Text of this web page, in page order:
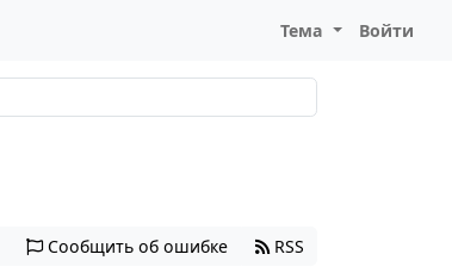
Тема Войти
Сообщить об ошибке RSS